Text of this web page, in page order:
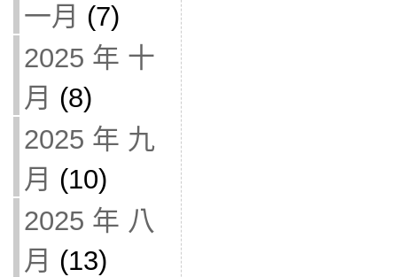
一月 (7)
2025 年 十
月 (8)
2025 年 九
月 (10)
2025 年 八
月 (13)